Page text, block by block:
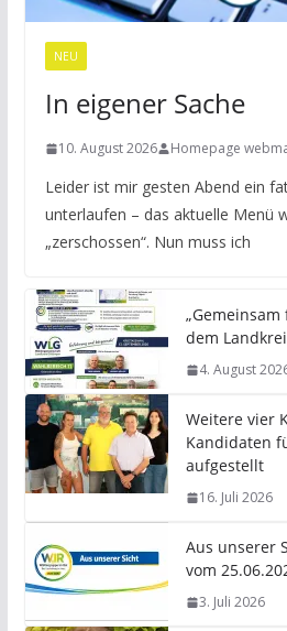
NEU
In eigener Sache
10. August 2026 Homepage
Leider ist mir gesten Abend ein
unterlaufen – das aktuelle Menü
„zerschossen“. Nun muss ich
dem
4. August
Weitere vier
Kandidaten
aufgestellt
16. Juli 2026
Aus unserer
vom
3. Juli 2026